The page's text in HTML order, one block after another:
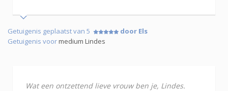
Getuigenis geplaatst van 5
door Els
Getuigenis voormedium Lindes
Wat een ontzettend lieve vrouw ben je, Lindes.